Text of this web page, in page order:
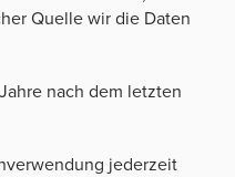
Quelle wir die Daten
nach dem letzten
jederzeit